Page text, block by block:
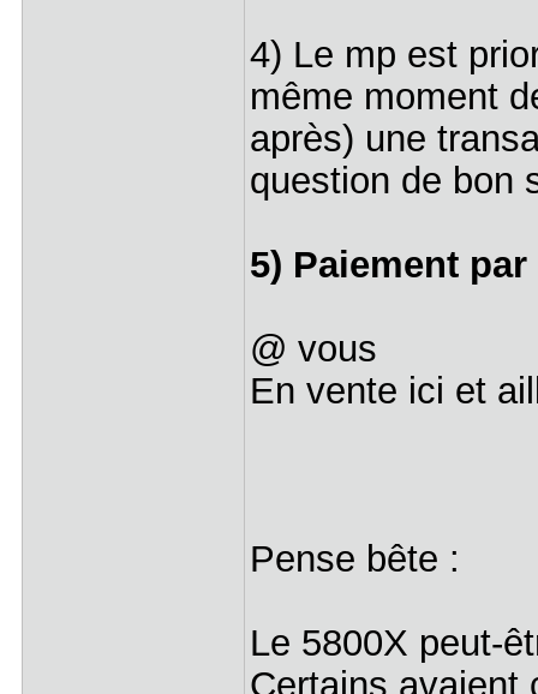
4) Le mp est
même moment
après) une
question de bon
5) Paiement
@ vous
En vente ici et
Pense bête :
Le 5800X peut-
Certains avaient